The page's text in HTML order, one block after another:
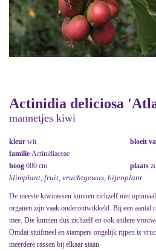
Actinidia deliciosa
mannetjes kiwi
kleur wit bloeit
familie Actinidiaceae
hoog 600 cm plaats
klimplant, fruit, vruchtgewas, bijenplant
De meeste kiwirassen kunnen zichzelf niet
organen zijn vaak onderontwikkeld. Bij een aantal
mee. Die kunnen dus zichzelf en ook andere
Omdat stuifmeel en stampers ongelijk rijpen is
meerdere rassen bij elkaar staan